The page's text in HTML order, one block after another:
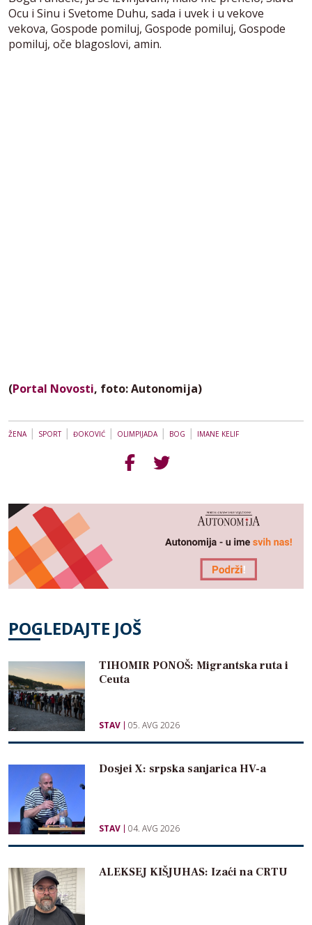
Ocu i Sinu i Svetome Duhu, sada i uvek i u vekove
vekova, Gospode pomiluj, Gospode pomiluj, Gospode
pomiluj, oče blagoslovi, amin.
(Portal Novosti, foto: Autonomija)
ŽENA| SPORT| ĐOKOVIĆ | OLIMPIJADA| BOG | IMANE KELIF
POGLEDAJTE JOŠ
TIHOMIR PONOŠ: Migrantska ruta i
Ceuta
STAV 05. AVG 2026
Dosjei X: srpska sanjarica HV-a
STAV 04. AVG 2026
ALEKSEJ KIŠJUHAS: Izaći na CRTU